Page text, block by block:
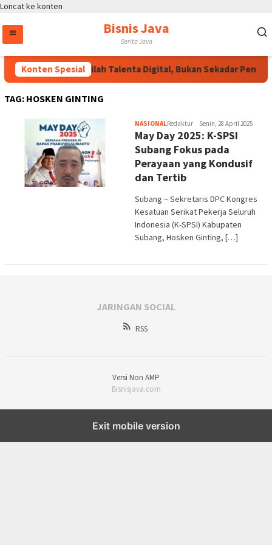
Loncat ke konten
Bisnis Java
Berita Java
Konten Spesial
Wakapolri: Jadilah Talenta Digital, Bukan Sekadar
TAG: HOSKEN GINTING
NASIONALRedaktur Senin, 28 April 2025
May Day 2025: K-SPSI
Subang Fokus pada
Perayaan yang Kondusif
dan Tertib
Subang – Sekretaris DPC Kongres
Kesatuan Serikat Pekerja Seluruh
Indonesia (K-SPSI) Kabupaten
Subang, Hosken Ginting, […]
JARINGAN SOCIAL
RSS
Versi Non AMP
Bisnisjava.com
Exit mobile version